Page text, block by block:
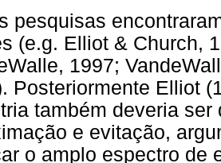
pesquisas
(e.g. Elliot & Church,
1997;
Posteriormente Elliot
também deveria
e evitação,
o amplo espectro de